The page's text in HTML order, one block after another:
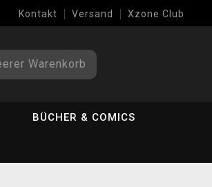
Kontakt Versand Xzone Club
Warenkorb
BÜCHER & COMICS